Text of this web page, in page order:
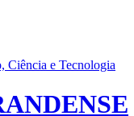
Ciência e Tecnologia